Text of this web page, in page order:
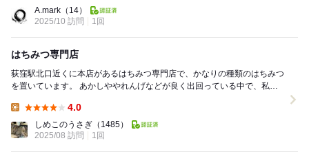
A.mark （14）
2025/10 訪問
1回
はちみつ専門店
荻窪駅北口近くに本店があるはちみつ専門店で、かなりの種類のはちみつ
を置いています。 あかしややれんげなどが良く出回っている中で、私好
4.0
しめこのうさぎ （1485）
2025/08 訪問
1回